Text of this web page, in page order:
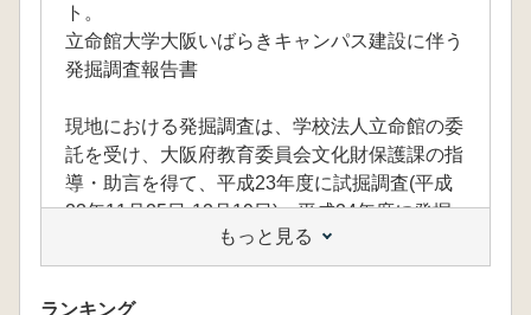
ト。
立命館大学大阪いばらきキャンパス建設に伴う
発掘調査報告書
現地における発掘調査は、学校法人立命館の委
託を受け、大阪府教育委員会文化財保護課の指
導・助言を得て、平成23年度に試掘調査(平成
23年11月25日-12月19日)、平成24年度に発掘
調査(平成24年5月7日-平成25年3月25日)を茨木
市教育委員会が実施した。
もっと見る
ランキング